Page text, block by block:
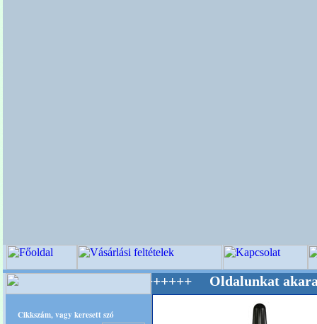
Cikkszám, vagy keresett szó
Mestere! +++++++ Oldalunkat akarattal